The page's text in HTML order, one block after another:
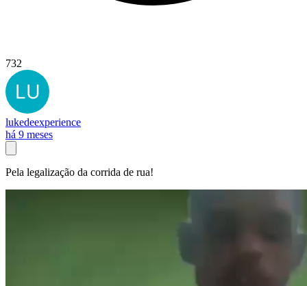
732
lukedeexperience
há 9 meses
Pela legalização da corrida de rua!